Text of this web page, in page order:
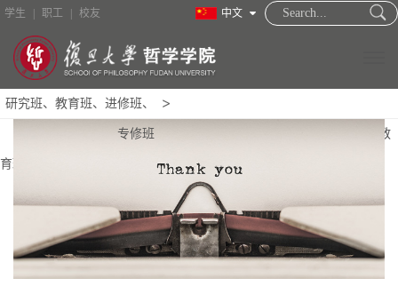
中文
学生 职工 校友
研究班、教育班、进修班、
专修班 研究班、教
育班、进修班、专修班